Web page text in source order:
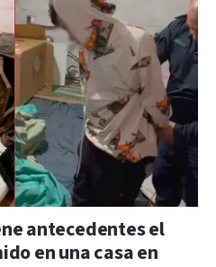
antecedentes el
en una casa en